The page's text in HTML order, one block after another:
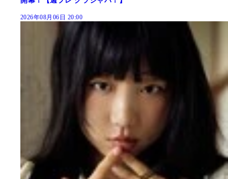
2026年08月06日 20:00